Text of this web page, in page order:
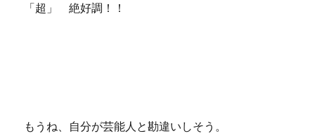
「超」 絶好調！！
もうね、自分が芸能人と勘違いしそう。